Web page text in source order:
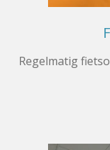
Regelmatig